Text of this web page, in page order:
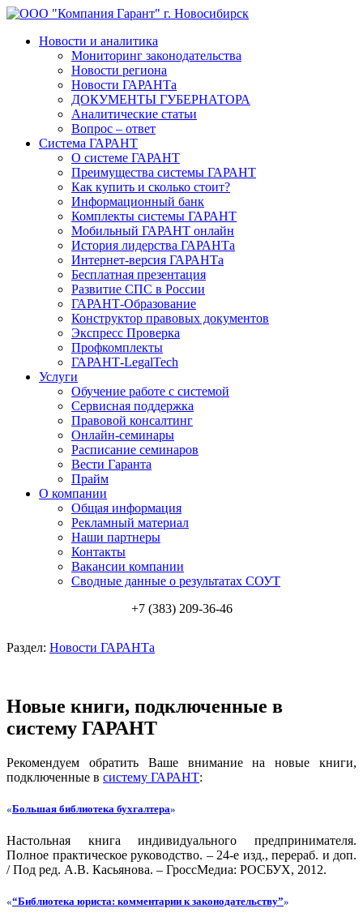
Новости и аналитика
Мониторинг законодательства
Новости региона
Новости ГАРАНТа
ДОКУМЕНТЫ ГУБЕРНАТОРА
Аналитические статьи
Вопрос – ответ
Система ГАРАНТ
О системе ГАРАНТ
Преимущества системы ГАРАНТ
Как купить и сколько стоит?
Информационный банк
Комплекты системы ГАРАНТ
Мобильный ГАРАНТ онлайн
История лидерства ГАРАНТа
Интернет-версия ГАРАНТа
Бесплатная презентация
Развитие СПС в России
ГАРАНТ-Образование
Конструктор правовых документов
Экспресс Проверка
Профкомплекты
ГАРАНТ-LegalTech
Услуги
Обучение работе с системой
Сервисная поддержка
Правовой консалтинг
Онлайн-семинары
Расписание семинаров
Вести Гаранта
Прайм
О компании
Общая информация
Рекламный материал
Наши партнеры
Контакты
Вакансии компании
Сводные данные о результатах СОУТ
+7 (383) 209-36-46
Раздел: Новости ГАРАНТа
Новые книги, подключенные в
систему ГАРАНТ
Рекомендуем обратить Ваше внимание на новые книги,
подключенные в систему ГАРАНТ:
«Большая библиотека бухгалтера»
Настольная книга индивидуального предпринимателя.
Полное практическое руководство. – 24-е изд., перераб. и доп.
/ Под ред. А.В. Касьянова. – ГроссМедиа: РОСБУХ, 2012.
«“Библиотека юриста: комментарии к законодательству”»